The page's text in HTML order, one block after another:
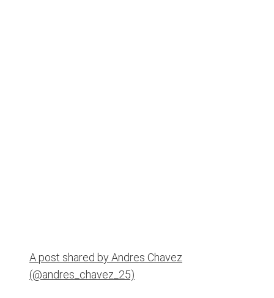
A post shared by Andres Chavez
(@andres_chavez_25)